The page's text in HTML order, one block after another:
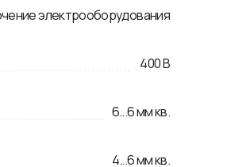
электрооборудования
400В
6...6мм кв.
4...6мм кв.